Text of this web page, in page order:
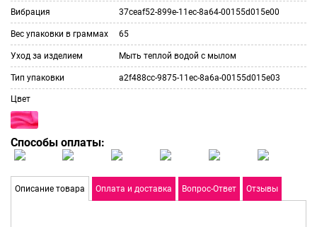
Вибрация 37ceaf52-899e-11ec-8a64-00155d015e00
Вес упаковки в граммах 65
Уход за изделием Мыть теплой водой с мылом
Тип упаковки a2f488cc-9875-11ec-8a6a-00155d015e03
Цвет
Способы оплаты:
Описание товара Оплата и доставка Вопрос-Ответ Отзывы